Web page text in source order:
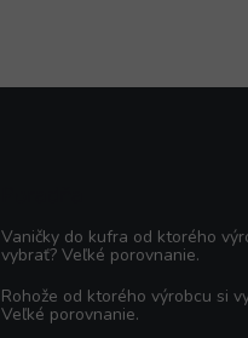
Vaničky do kufra od ktorého
vybrať? Veľké porovnanie.
Rohože od ktorého výrobcu si
Veľké porovnanie.